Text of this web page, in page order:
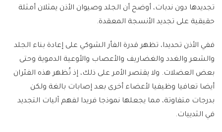
تجديدها دون ندبات، أوضح أن الجلد وصيوان الأذن يمثلان أمثلة
حقيقية على تجديد الأنسجة المعقدة.
ففي الأذن تحديدا، تظهر قدرة الفأر الشوكي على إعادة بناء الجلد
والشعر والغدد والغضاريف والأعصاب والأوعية الدموية وحتى
بعض العضلات. ولا يقتصر الأمر على ذلك، إذ تُظهر هذه الفئران
أيضا تعافيا وظيفيا لأعضاء أخرى بعد إصابات بالغة ولكن
بدرجات متفاوتة، مما يجعلها نموذجا فريدا لفهم آليات التجديد
في الثدييات.